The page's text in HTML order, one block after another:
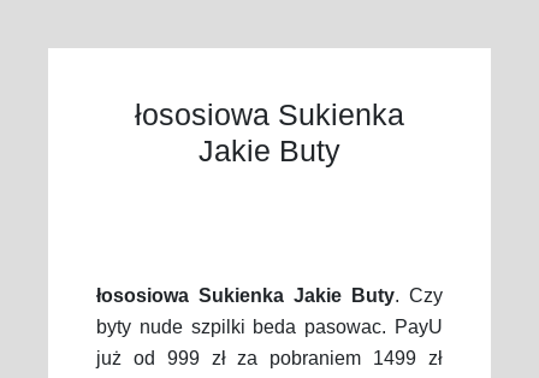
łososiowa Sukienka
Jakie Buty
łososiowa Sukienka Jakie Buty. Czy
byty nude szpilki beda pasowac. PayU
już od 999 zł za pobraniem 1499 zł